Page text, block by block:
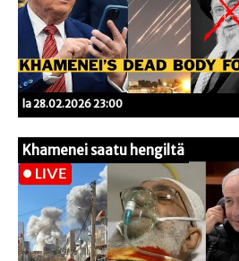
la 28.02.2026 23:00
Khamenei saatu hengiltä